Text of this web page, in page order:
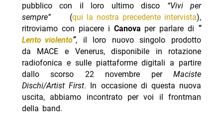
pubblico con il loro ultimo disco “Vivi per
sempre”(qui la nostra precedente intervista),
ritroviamo con piacere i Canova per parlare di “
Lento violento“, il loro nuovo singolo prodotto
da MACE e Venerus, disponibile in rotazione
radiofonica e sulle piattaforme digitali a partire
dallo scorso 22 novembre perMaciste
Dischi/Artist First. In occasione di questa nuova
uscita, abbiamo incontrato per voi il frontman
della band.